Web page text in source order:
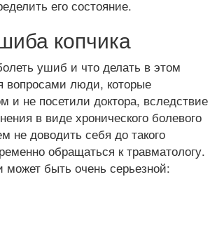
его состояние.
копчика
ушиб и что делать в этом
вопросами люди, которые
и не посетили доктора, вследствие
в виде хронического болевого
не доводить себя до такого
обращаться к травматологу.
быть очень серьезной: